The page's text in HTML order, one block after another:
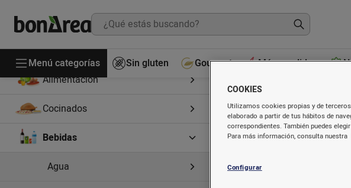
Menú categorías Sin gluten Gourmet Más vendidos
Alimentación
Cocinados
Bebidas
Agua
Vino sin DO
COOKIES
Utilizamos cookies propias y de
elaborado a partir de tus hábitos de
correspondientes. También puedes
Para más información, consulta nuestra
Configurar